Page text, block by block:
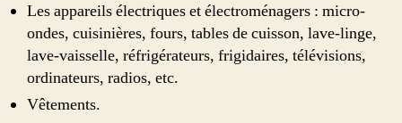
Les appareils électriques et électroménagers : micro-
ondes, cuisinières, fours, tables de cuisson, lave-linge,
lave-vaisselle, réfrigérateurs, frigidaires, télévisions,
ordinateurs, radios, etc.
Vêtements.